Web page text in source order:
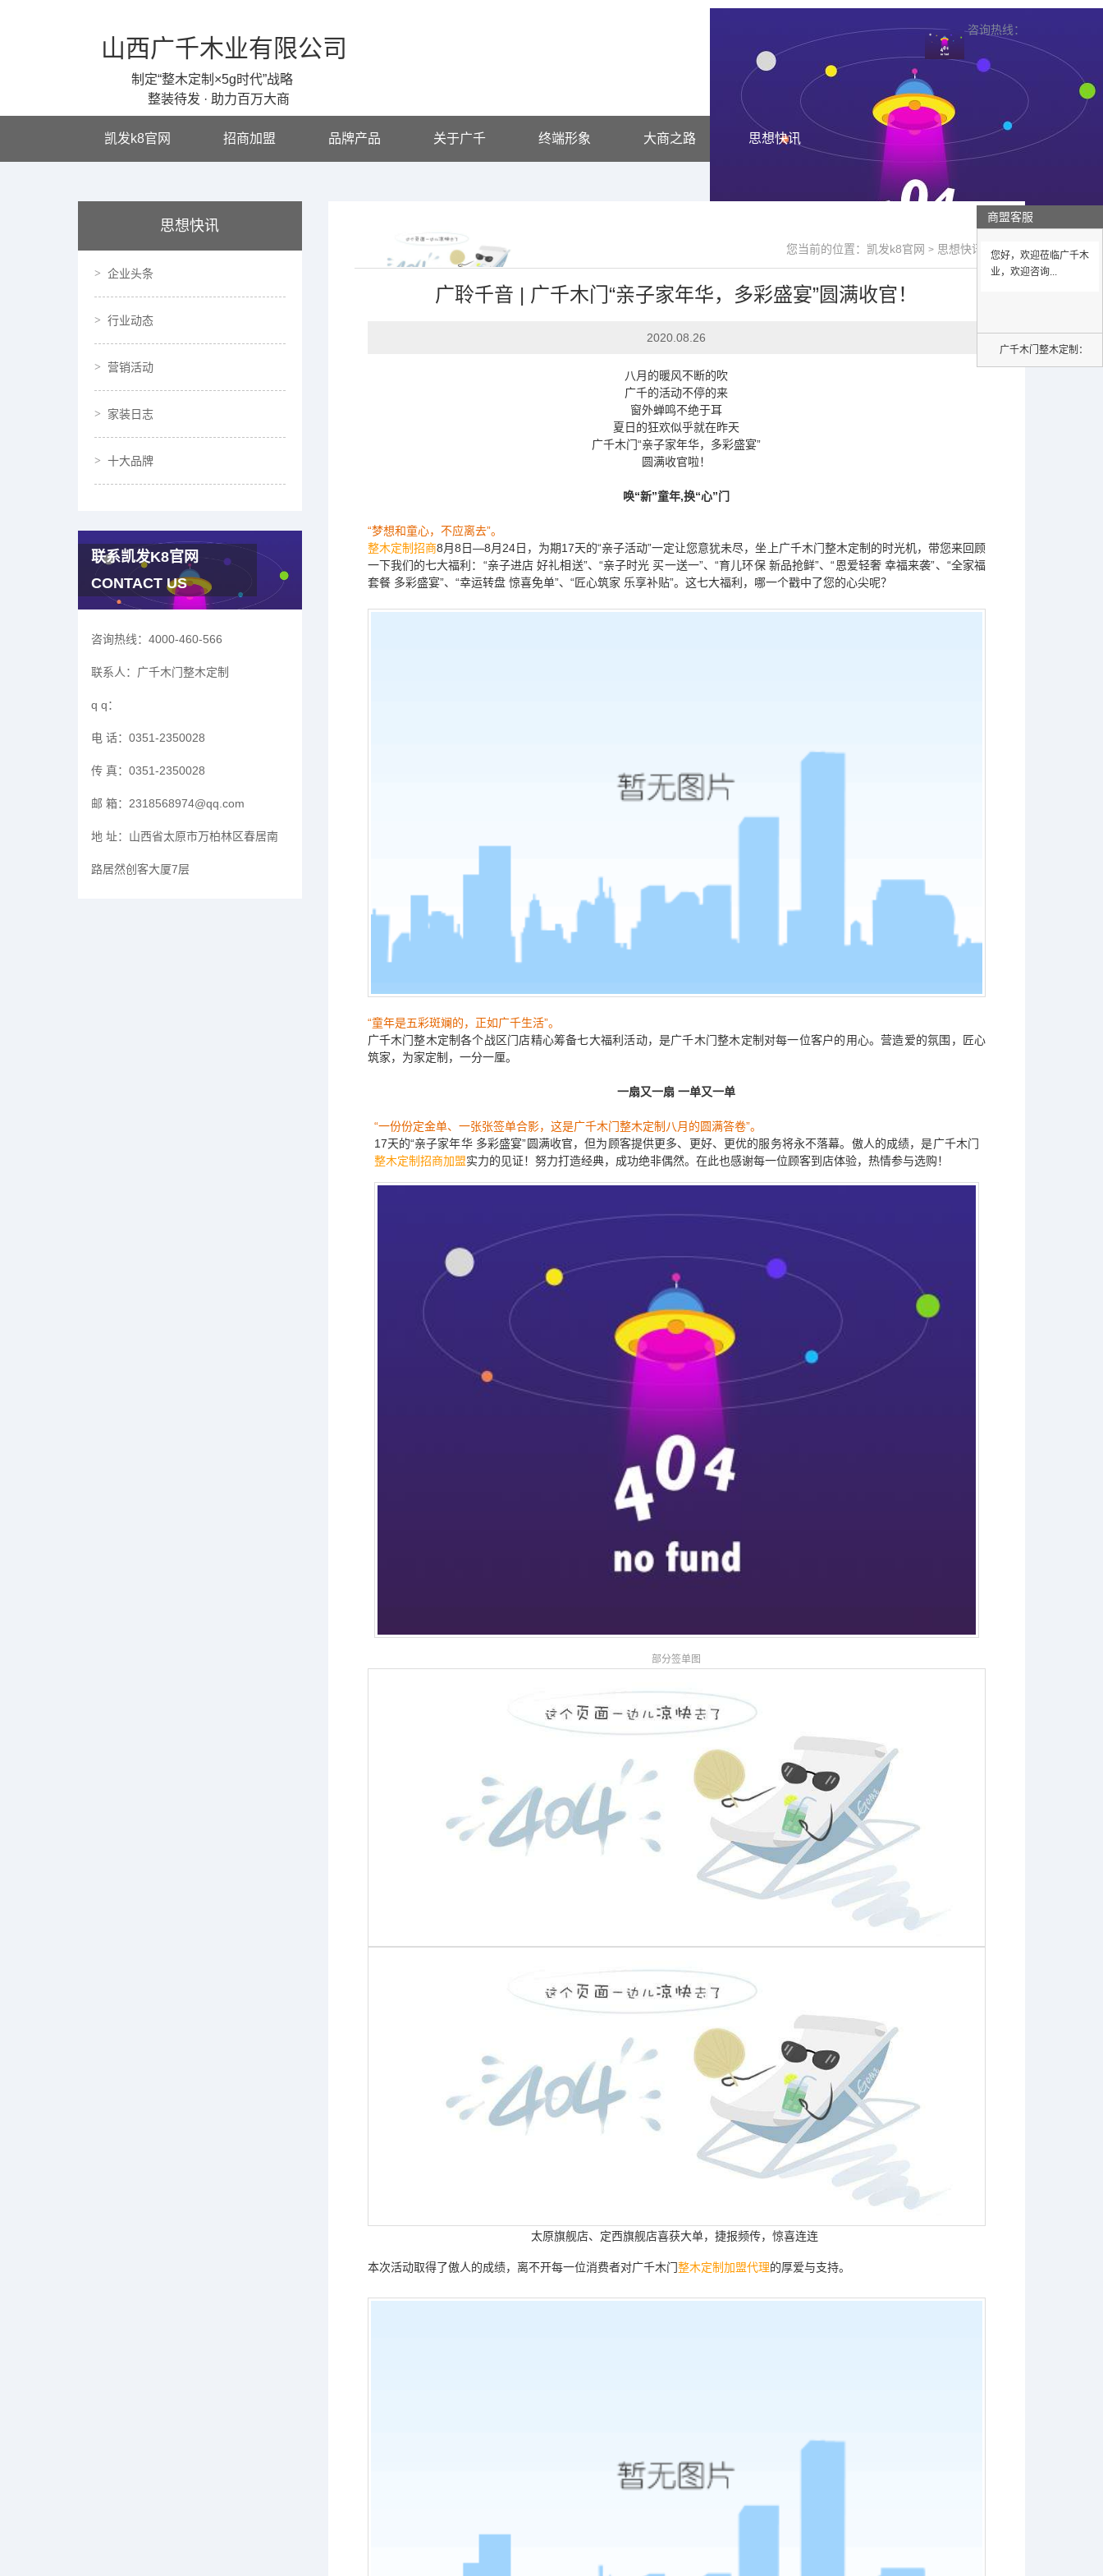
山西广千木业有限公司
制定“整木定制×5g时代”战略
整装待发 · 助力百万大商
咨询热线：
凯发k8官网 招商加盟 品牌产品 关于广千 终端形象 大商之路 思想快讯
思想快讯
企业头条
行业动态
营销活动
家装日志
十大品牌
联系凯发K8官网
CONTACT US
咨询热线： 4000-460-566
联系人： 广千木门整木定制
q q：
电 话： 0351-2350028
传 真： 0351-2350028
邮 箱： 2318568974@qq.com
地 址： 山西省太原市万柏林区春居南
路居然创客大厦7层
您当前的位置： 凯发k8官网 > 思想快讯 >
广聆千音 | 广千木门“亲子家年华，多彩盛宴”圆满收官！
2020.08.26
八月的暖风不断的吹
广千的活动不停的来
窗外蝉鸣不绝于耳
夏日的狂欢似乎就在昨天
广千木门“亲子家年华，多彩盛宴”
圆满收官啦！
唤“新”童年,换“心”门
“梦想和童心，不应离去”。
整木定制招商8月8日—8月24日，为期17天的“亲子活动”一定让您意犹未尽，坐上广千木门整木定制的时光机，带您来回顾
一下我们的七大福利：“亲子进店 好礼相送”、“亲子时光 买一送一”、“育儿环保 新品抢鲜”、“恩爱轻奢 幸福来袭”、“全家福
套餐 多彩盛宴”、“幸运转盘 惊喜免单”、“匠心筑家 乐享补贴”。这七大福利，哪一个戳中了您的心尖呢？
“童年是五彩斑斓的，正如广千生活”。
广千木门整木定制各个战区门店精心筹备七大福利活动，是广千木门整木定制对每一位客户的用心。营造爱的氛围，匠心
筑家，为家定制，一分一厘。
一扇又一扇 一单又一单
“一份份定金单、一张张签单合影，这是广千木门整木定制八月的圆满答卷”。
17天的“亲子家年华 多彩盛宴”圆满收官，但为顾客提供更多、更好、更优的服务将永不落幕。傲人的成绩，是广千木门
整木定制招商加盟实力的见证！努力打造经典，成功绝非偶然。在此也感谢每一位顾客到店体验，热情参与选购！
部分签单图
太原旗舰店、定西旗舰店喜获大单，捷报频传，惊喜连连
本次活动取得了傲人的成绩，离不开每一位消费者对广千木门整木定制加盟代理的厚爱与支持。
商盟客服
您好，欢迎莅临广千木
业，欢迎咨询...
广千木门整木定制：